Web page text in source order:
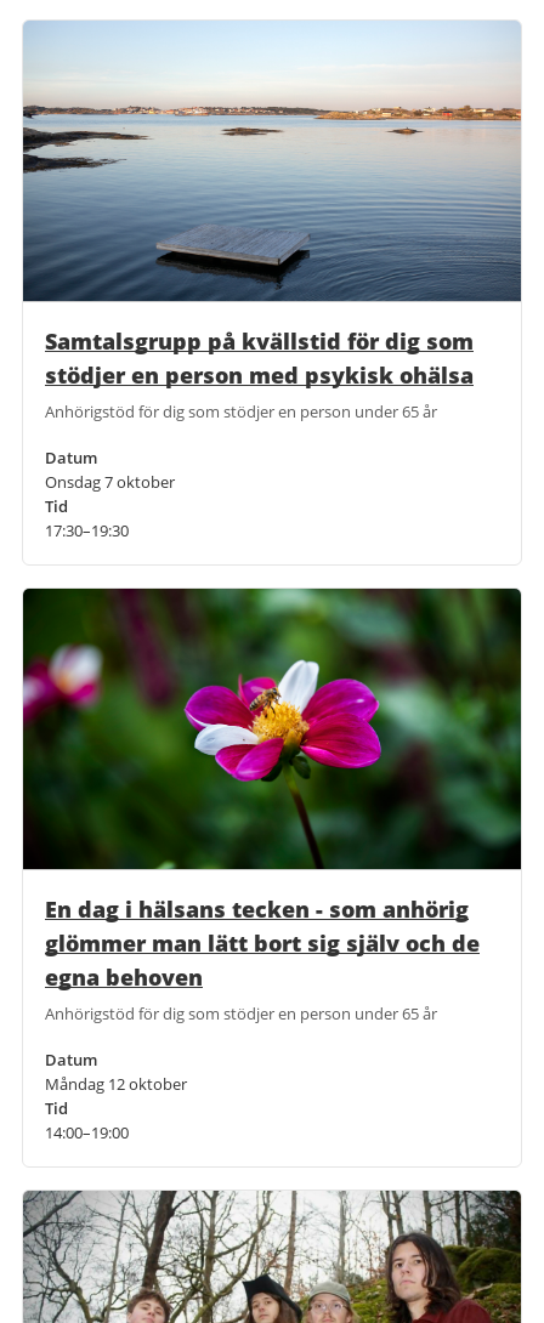
Samtalsgrupp på kvällstid för dig som
stödjer en person med psykisk ohälsa
Anhörigstöd för dig som stödjer en person under 65 år
Datum
Onsdag 7 oktober
Tid
17:30–19:30
En dag i hälsans tecken - som anhörig
glömmer man lätt bort sig själv och de
egna behoven
Anhörigstöd för dig som stödjer en person under 65 år
Datum
Måndag 12 oktober
Tid
14:00–19:00